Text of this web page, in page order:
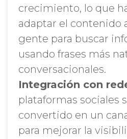
crecimiento, lo que
adaptar el contenido
gente para buscar
usando frases más
conversacionales.
Integración con
plataformas sociales
convertido en un
para mejorar la